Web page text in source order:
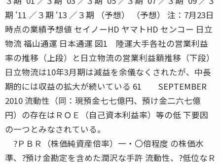
期 ‘11 ／３期 ‘13 ／３期 （予想） （予想） 注：7月23日
時点の業績予想値 セイノーHD ヤマトHD センコー 日立
物流 福山通運 日本通運 図1 陸運大手各社の営業利益
率の推移（上段）と日立物流の営業利益額推移（下段）
日立物流は10年3月期は減益を余儀なくされたが、中長
期的には収益の拡大が続いている 61 SEPTEMBER
2010 流動性（同：現預金七七億円、預け金二六七億
円）の存在はＲＯＥ（自己資本利益率）等の低 下要因
の一つとみなされている。
?ＰＢＲ（株価純資産倍率）一・〇倍程度 の株価水
準、?預け金勘定を含めた潤沢な手許 流動性、?低位なＲ